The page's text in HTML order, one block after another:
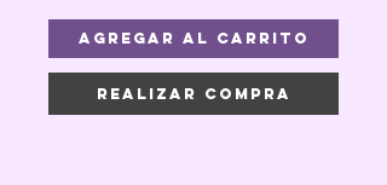
Agregar al carrito
Realizar compra